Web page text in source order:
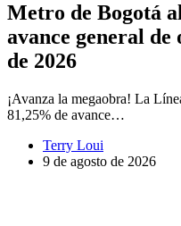
Metro de Bogotá
avance general
de 2026
¡Avanza la megaobra! La
81,25% de avance…
Terry Loui
9 de agosto de 2026